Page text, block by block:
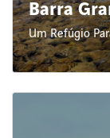
Barra
Um Refúgio